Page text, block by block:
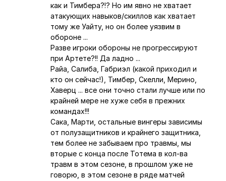
как и Тимбера?!? Но им явно не хватает
атакующих навыков/скиллов как хватает
тому же Уайту, но он более уязвим в
обороне ...
Разве игроки обороны не прогрессируют
при Артете?!! Да ладно ...
Райа, Салиба, Габриэл (какой приходил и
кто он сейчас!), Тимбер, Скелли, Мерино,
Хаверц ... все они точно стали лучше или по
крайней мере не хуже себя в прежних
командах!!!
Сака, Марти, остальные вингеры зависимы
от полузащитников и крайнего защитника,
тем более не забываем про травмы, мы
вторые с конца после Тотема в кол-ва
травм в этом сезоне, в прошлом уже не
говорю, в этом сезоне в ряде матчей